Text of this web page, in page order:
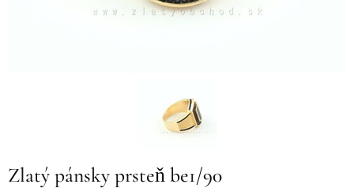
Zlatý pánsky prsteň be1/90